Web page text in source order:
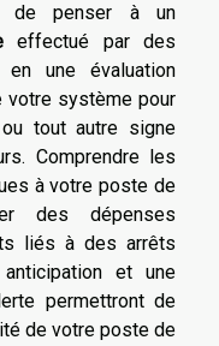
de penser à un
effectué par des
une évaluation
votre système pour
tout autre signe
Comprendre les
à votre poste de
des dépenses
liés à des arrêts
et une
permettront de
de votre poste de